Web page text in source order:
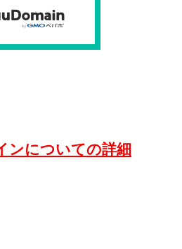
ンについての詳細